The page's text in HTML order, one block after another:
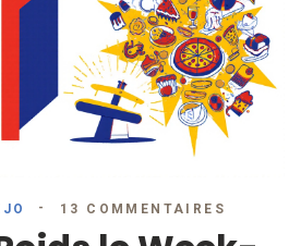
13 COMMENTAIRES